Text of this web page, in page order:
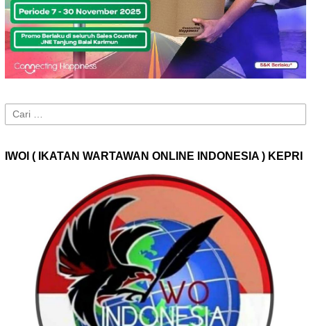
Cari
untuk:
IWOI ( IKATAN WARTAWAN ONLINE INDONESIA ) KEPRI